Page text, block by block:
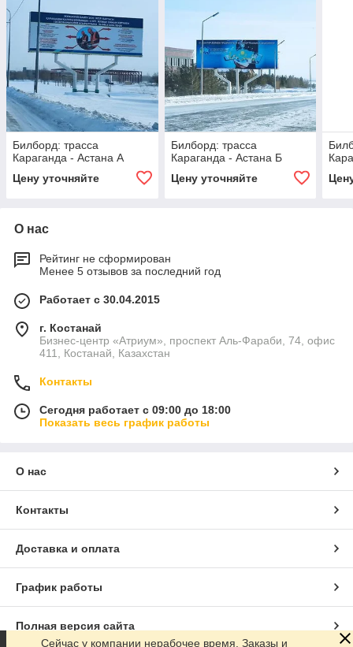
Билборд: трасса
Караганда - Астана А
Цену уточняйте
Билборд: трасса
Караганда - Астана Б
Цену уточняйте
О нас
Рейтинг не сформирован
Менее 5 отзывов за последний год
Работает с 30.04.2015
г. Костанай
Бизнес-центр «Атриум», проспект Аль-Фараби, 74, офис
411, Костанай, Казахстан
Контакты
Сегодня работает с 09:00 до 18:00
Показать весь график работы
О нас
Контакты
Доставка и оплата
График работы
Полная версия сайта
Сейчас у компании нерабочее время. Заказы и